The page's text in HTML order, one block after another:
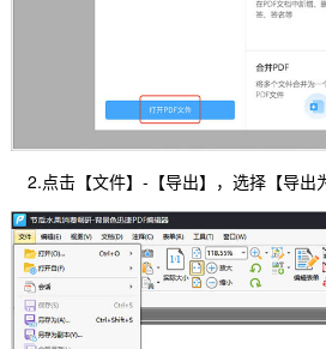
2.点击【文件】-【导出】，选择【导出